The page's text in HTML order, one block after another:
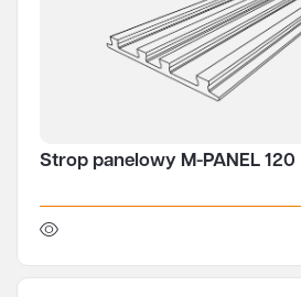
Strop panelowy M-PANEL 120